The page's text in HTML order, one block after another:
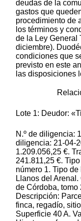
deudas de la
gastos que
procedimiento de
los términos y
de la Ley General
diciembre).
condiciones que
previsto en este
las disposiciones
Lote 1: Deudor:
N.º de diligencia:
diligencia: 21-04-
1.209.056,25 €.
241.811,25 €.
número 1. Tipo
Llanos del
de Córdoba, tomo
Descripción:
finca, regadío,
Superficie 40 A.